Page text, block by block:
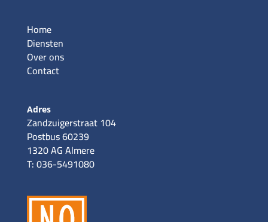
Home
Diensten
Over ons
Contact
Adres
Zandzuigerstraat 104
Postbus 60239
1320 AG Almere
T: 036-5491080